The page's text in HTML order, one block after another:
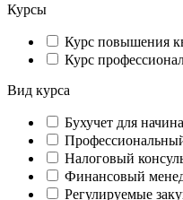
Курсы
Курс повышения
Курс
Вид курса
Бухучет для
Налоговый
Финансовый
Регулируемые